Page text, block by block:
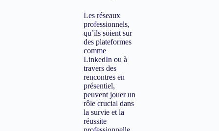
Les réseaux
professionnels,
qu’ils soient sur
des plateformes
comme
LinkedIn ou à
travers des
rencontres en
présentiel,
peuvent jouer un
rôle crucial dans
la survie et la
réussite